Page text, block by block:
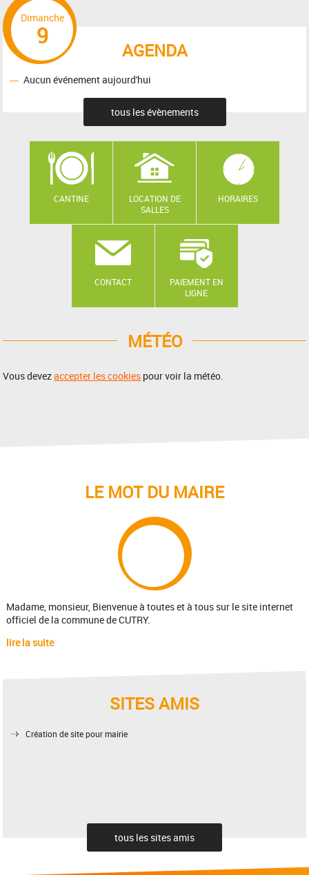
AGENDA
Dimanche
9
Aucun événement aujourd'hui
tous les évènements
CANTINE
LOCATION DE
SALLES
HORAIRES
CONTACT
PAIEMENT EN
LIGNE
MÉTÉO
Vous devezaccepter les cookies pour voir la météo.
LE MOT DU MAIRE
Madame, monsieur, Bienvenue à toutes et à tous sur le site internet
officiel de la commune de CUTRY.
lire la suite
SITES AMIS
Création de site pour mairie
tous les sites amis